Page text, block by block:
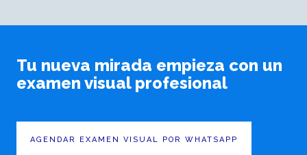
Tu nueva mirada empieza con un
examen visual profesional
AGENDAR EXAMEN VISUAL POR WHATSAPP